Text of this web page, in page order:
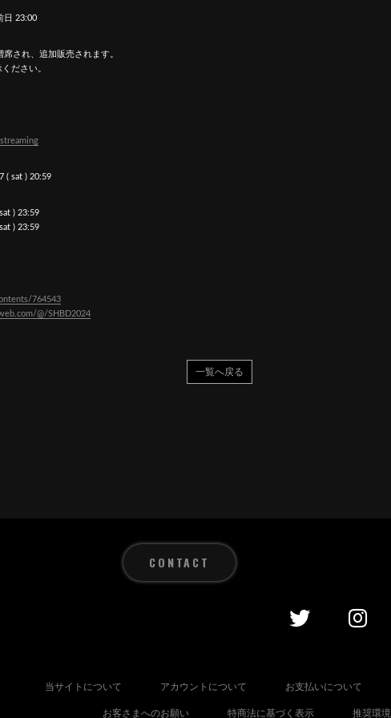
日 23:00
され、追加販売されます。
ださい。
( sat ) 20:59
) 23:59
) 23:59
764543
@/SHBD2024
一覧へ戻る
CONTACT
当サイトについて アカウントについて お支払いについて
お客さまへのお願い 特商法に基づく表示 推奨環境